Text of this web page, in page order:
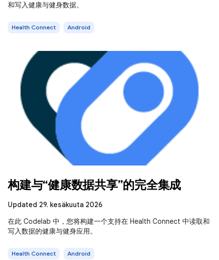
和写入健康与健身数据。
Health Connect Android
构建与“健康数据共享”的完全集成
Updated 29. kesäkuuta 2026
在此 Codelab 中，您将构建一个支持在 Health Connect 中读取和
写入数据的健康与健身应用。
Health Connect Android